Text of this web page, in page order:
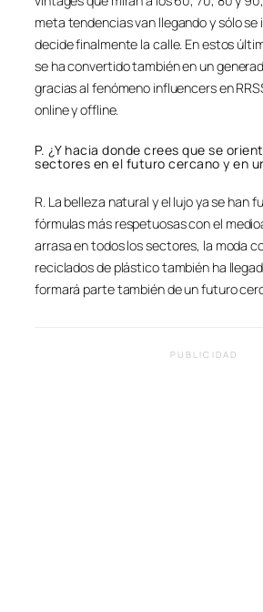
meta tendencias van llegando y sólo se
decide finalmente la calle. En estos
se ha convertido también en un
gracias al fenómeno influencers en
online y offline.
P. ¿Y hacia donde crees que se
sectores en el futuro cercano y en
R. La belleza natural y el lujo ya se han
fórmulas más respetuosas con el
arrasa en todos los sectores, la moda
reciclados de plástico también ha
formará parte también de un futuro
PUBLICIDAD